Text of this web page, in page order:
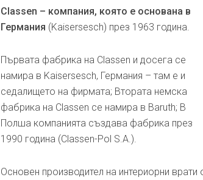
Classen – компания, която е основана в
Германия (Kaisersesch) през 1963 година.
Първата фабрика на Classen и досега се
намира в Kaisersesch, Германия – там е и
седалището на фирмата; Втората немска
фабрика на Classen се намира в Baruth; В
Полша компанията създава фабрика през
1990 година (Classen-Pol S.A.).
Основен производител на интериорни врати